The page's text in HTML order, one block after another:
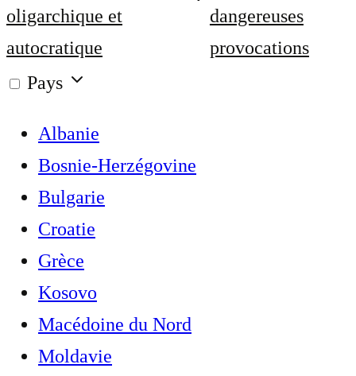
oligarchique et
autocratique
dangereuses
provocations
Pays
Albanie
Bosnie-Herzégovine
Bulgarie
Croatie
Grèce
Kosovo
Macédoine du Nord
Moldavie